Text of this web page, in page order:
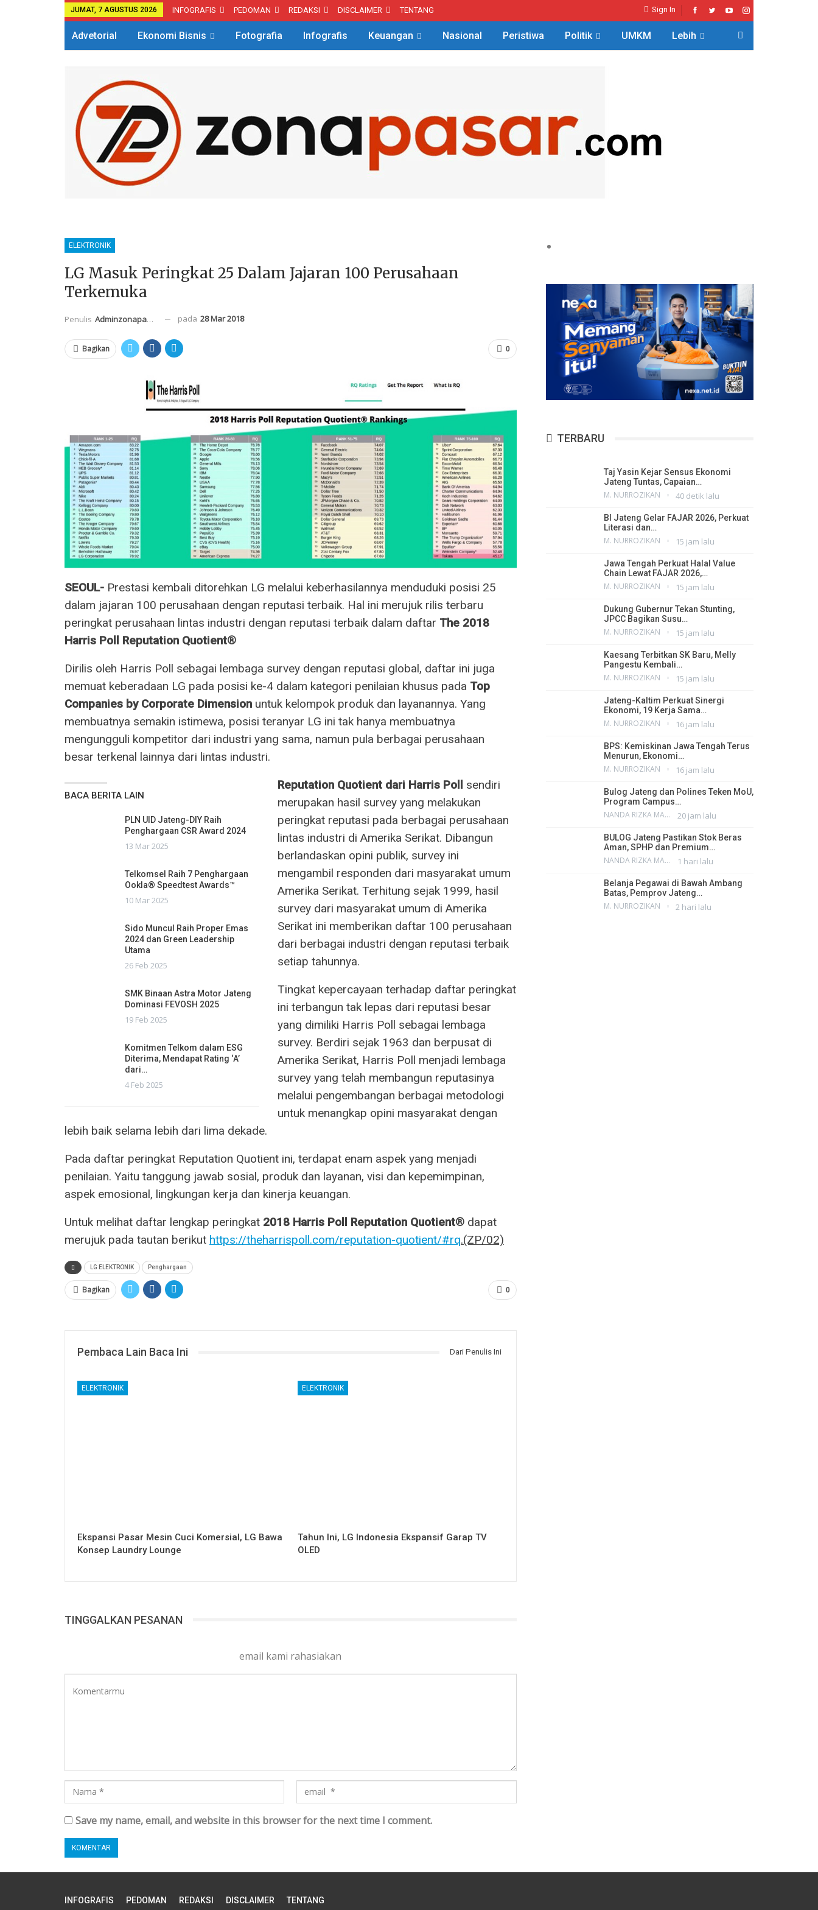
Sign In
JUMAT, 7 AGUSTUS 2026 INFOGRAFIS PEDOMAN REDAKSI DISCLAIMER TENTANG
Advetorial Ekonomi Bisnis Fotografia Infografis Keuangan Nasional Peristiwa Politik UMKM Lebih
ELEKTRONIK
LG Masuk Peringkat 25 Dalam Jajaran 100 Perusahaan
Terkemuka
Penulis Adminzonapasar pada 28 Mar 2018
0
Bagikan
SEOUL- Prestasi kembali ditorehkan LG melalui keberhasilannya menduduki posisi 25
dalam jajaran 100 perusahaan dengan reputasi terbaik. Hal ini merujuk rilis terbaru
peringkat perusahaan lintas industri dengan reputasi terbaik dalam daftar The 2018
Harris Poll Reputation Quotient®
Dirilis oleh Harris Poll sebagai lembaga survey dengan reputasi global, daftar ini juga
memuat keberadaan LG pada posisi ke-4 dalam kategori penilaian khusus pada Top
Companies by Corporate Dimension untuk kelompok produk dan layanannya. Yang
membuatnya semakin istimewa, posisi teranyar LG ini tak hanya membuatnya
mengungguli kompetitor dari industri yang sama, namun pula berbagai perusahaan
besar terkenal lainnya dari lintas industri.
BACA BERITA LAIN
PLN UID Jateng-DIY Raih
Penghargaan CSR Award 2024
13 Mar 2025
Telkomsel Raih 7 Penghargaan
Ookla® Speedtest Awards™
10 Mar 2025
Sido Muncul Raih Proper Emas
2024 dan Green Leadership
Utama
26 Feb 2025
SMK Binaan Astra Motor Jateng
Dominasi FEVOSH 2025
19 Feb 2025
Komitmen Telkom dalam ESG
Diterima, Mendapat Rating ‘A’
dari…
4 Feb 2025
Reputation Quotient dari Harris Poll sendiri
merupakan hasil survey yang melakukan
peringkat reputasi pada berbagai perusahaan
lintas industri di Amerika Serikat. Dibangun
berlandaskan opini publik, survey ini
mengambil responden dari masyarakat umum
Amerika Serikat. Terhitung sejak 1999, hasil
survey dari masyarakat umum di Amerika
Serikat ini memberikan daftar 100 perusahaan
dari berbagai industri dengan reputasi terbaik
setiap tahunnya.
Tingkat kepercayaan terhadap daftar peringkat
ini terbangun tak lepas dari reputasi besar
yang dimiliki Harris Poll sebagai lembaga
survey. Berdiri sejak 1963 dan berpusat di
Amerika Serikat, Harris Poll menjadi lembaga
survey yang telah membangun reputasinya
melalui pengembangan berbagai metodologi
untuk menangkap opini masyarakat dengan
lebih baik selama lebih dari lima dekade.
Pada daftar peringkat Reputation Quotient ini, terdapat enam aspek yang menjadi
penilaian. Yaitu tanggung jawab sosial, produk dan layanan, visi dan kepemimpinan,
aspek emosional, lingkungan kerja dan kinerja keuangan.
Untuk melihat daftar lengkap peringkat 2018 Harris Poll Reputation Quotient® dapat
merujuk pada tautan berikut https://theharrispoll.com/reputation-quotient/#rq.(ZP/02)
LG ELEKTRONIK Penghargaan
0
Bagikan
Pembaca Lain Baca Ini Dari Penulis Ini
ELEKTRONIK
Ekspansi Pasar Mesin Cuci Komersial, LG Bawa
Konsep Laundry Lounge
ELEKTRONIK
Tahun Ini, LG Indonesia Ekspansif Garap TV
OLED
TINGGALKAN PESANAN
email kami rahasiakan
Save my name, email, and website in this browser for the next time I comment.
TERBARU
Taj Yasin Kejar Sensus Ekonomi
Jateng Tuntas, Capaian…
M. NURROZIKAN 40 detik lalu
BI Jateng Gelar FAJAR 2026, Perkuat
Literasi dan…
M. NURROZIKAN 15 jam lalu
Jawa Tengah Perkuat Halal Value
Chain Lewat FAJAR 2026,…
M. NURROZIKAN 15 jam lalu
Dukung Gubernur Tekan Stunting,
JPCC Bagikan Susu…
M. NURROZIKAN 15 jam lalu
Kaesang Terbitkan SK Baru, Melly
Pangestu Kembali…
M. NURROZIKAN 15 jam lalu
Jateng-Kaltim Perkuat Sinergi
Ekonomi, 19 Kerja Sama…
M. NURROZIKAN 16 jam lalu
BPS: Kemiskinan Jawa Tengah Terus
Menurun, Ekonomi…
M. NURROZIKAN 16 jam lalu
Bulog Jateng dan Polines Teken MoU,
Program Campus…
NANDA RIZKA MAHENDRA 20 jam lalu
BULOG Jateng Pastikan Stok Beras
Aman, SPHP dan Premium…
NANDA RIZKA MAHENDRA 1 hari lalu
Belanja Pegawai di Bawah Ambang
Batas, Pemprov Jateng…
M. NURROZIKAN 2 hari lalu
INFOGRAFIS PEDOMAN REDAKSI DISCLAIMER TENTANG